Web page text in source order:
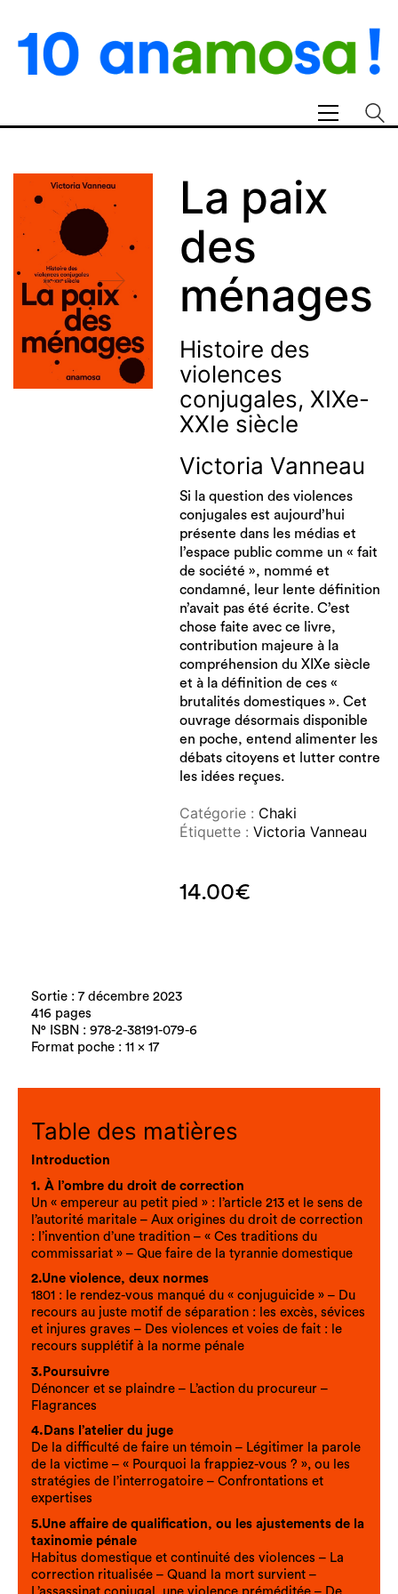
La paix
des
ménages
Histoire des
violences
conjugales, XIXe-
XXIe siècle
Victoria Vanneau
Si la question des violences
conjugales est aujourd’hui
présente dans les médias et
l’espace public comme un « fait
de société », nommé et
condamné, leur lente définition
n’avait pas été écrite. C’est
chose faite avec ce livre,
contribution majeure à la
compréhension du XIXe siècle
et à la définition de ces «
brutalités domestiques ». Cet
ouvrage désormais disponible
en poche, entend alimenter les
débats citoyens et lutter contre
les idées reçues.
Catégorie : Chaki
Étiquette : Victoria Vanneau
14.00€
Sortie : 7 décembre 2023
416 pages
N° ISBN : 978-2-38191-079-6
Format poche : 11 x 17
Table des matières
Introduction
1. À l’ombre du droit de correction
Un « empereur au petit pied » : l’article 213 et le sens de
l’autorité maritale – Aux origines du droit de correction
: l’invention d’une tradition – « Ces traditions du
commissariat » – Que faire de la tyrannie domestique
2.Une violence, deux normes
1801 : le rendez-vous manqué du « conjuguicide » – Du
recours au juste motif de séparation : les excès, sévices
et injures graves – Des violences et voies de fait : le
recours supplétif à la norme pénale
3.Poursuivre
Dénoncer et se plaindre – L’action du procureur –
Flagrances
4.Dans l’atelier du juge
De la difficulté de faire un témoin – Légitimer la parole
de la victime – « Pourquoi la frappiez-vous ? », ou les
stratégies de l’interrogatoire – Confrontations et
expertises
5.Une affaire de qualification, ou les ajustements de la
taxinomie pénale
Habitus domestique et continuité des violences – La
correction ritualisée – Quand la mort survient –
L’assassinat conjugal, une violence préméditée – De